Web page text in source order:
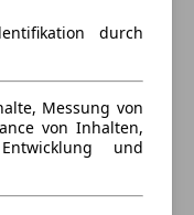
durch
Messung von
von Inhalten,
und